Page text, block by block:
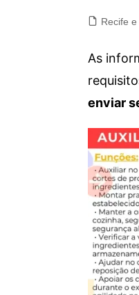
Recife
As
enviar